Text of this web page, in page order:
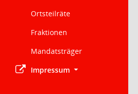
Ortsteilräte
Fraktionen
Mandatsträger
Impressum